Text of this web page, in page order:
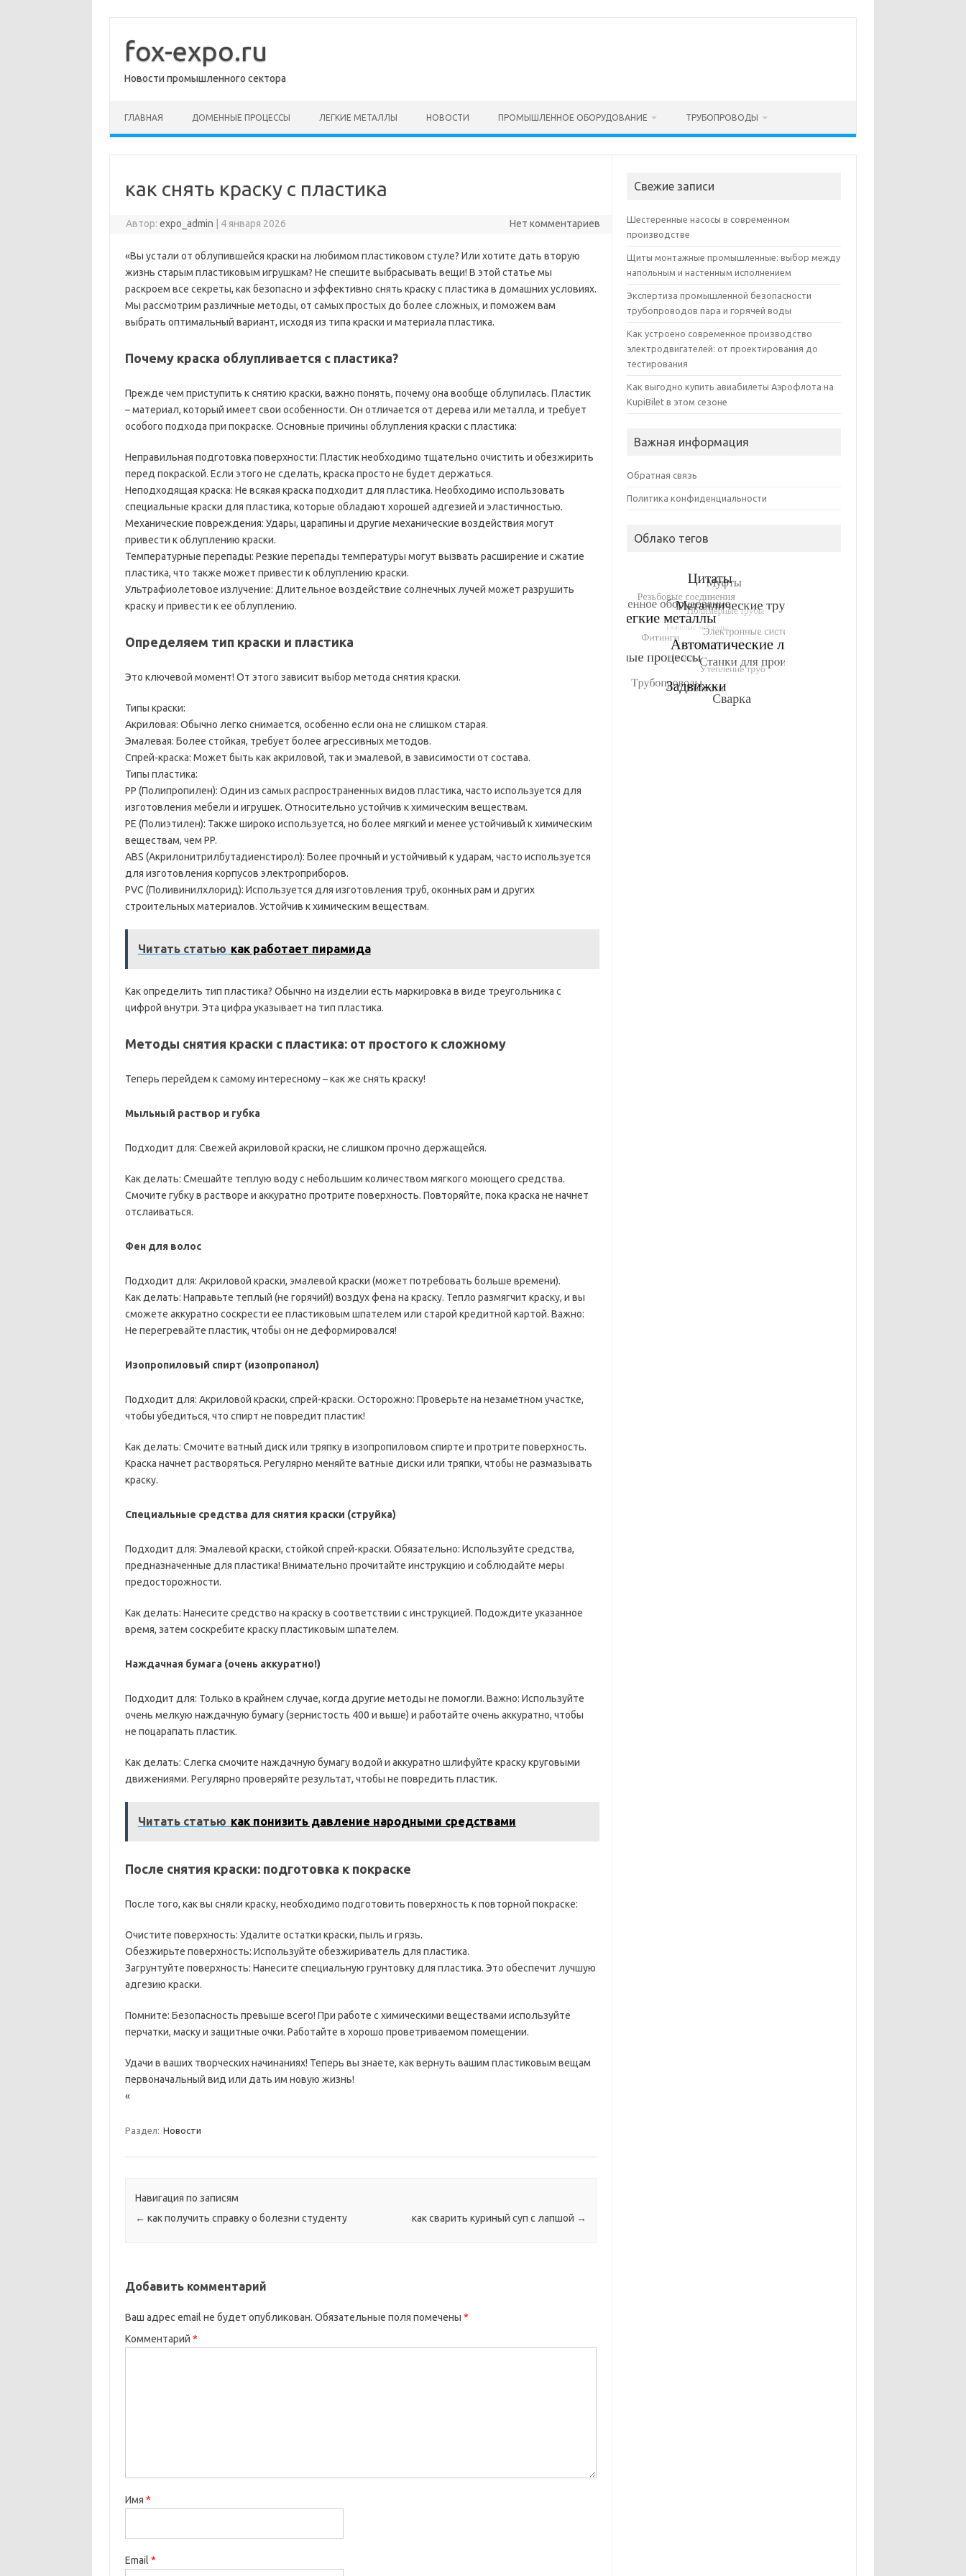
содержимому
fox-expo.ru
Новости промышленного сектора
ГЛАВНАЯ ДОМЕННЫЕ ПРОЦЕССЫ ЛЕГКИЕ МЕТАЛЛЫ НОВОСТИ ПРОМЫШЛЕННОЕ ОБОРУДОВАНИЕ ТРУБОПРОВОДЫ
как снять краску с пластика
Автор:expo_admin 4 января 2026 Нет комментариев
«Вы устали от облупившейся краски на любимом пластиковом стуле? Или хотите дать вторую
жизнь старым пластиковым игрушкам? Не спешите выбрасывать вещи! В этой статье мы
раскроем все секреты, как безопасно и эффективно снять краску с пластика в домашних условиях.
Мы рассмотрим различные методы, от самых простых до более сложных, и поможем вам
выбрать оптимальный вариант, исходя из типа краски и материала пластика.
Почему краска облупливается с пластика?
Прежде чем приступить к снятию краски, важно понять, почему она вообще облупилась. Пластик
– материал, который имеет свои особенности. Он отличается от дерева или металла, и требует
особого подхода при покраске. Основные причины облупления краски с пластика:
Неправильная подготовка поверхности: Пластик необходимо тщательно очистить и обезжирить
перед покраской. Если этого не сделать, краска просто не будет держаться.
Неподходящая краска: Не всякая краска подходит для пластика. Необходимо использовать
специальные краски для пластика, которые обладают хорошей адгезией и эластичностью.
Механические повреждения: Удары, царапины и другие механические воздействия могут
привести к облуплению краски.
Температурные перепады: Резкие перепады температуры могут вызвать расширение и сжатие
пластика, что также может привести к облуплению краски.
Ультрафиолетовое излучение: Длительное воздействие солнечных лучей может разрушить
краску и привести к ее облуплению.
Определяем тип краски и пластика
Это ключевой момент! От этого зависит выбор метода снятия краски.
Типы краски:
Акриловая: Обычно легко снимается, особенно если она не слишком старая.
Эмалевая: Более стойкая, требует более агрессивных методов.
Спрей-краска: Может быть как акриловой, так и эмалевой, в зависимости от состава.
Типы пластика:
PP (Полипропилен): Один из самых распространенных видов пластика, часто используется для
изготовления мебели и игрушек. Относительно устойчив к химическим веществам.
PE (Полиэтилен): Также широко используется, но более мягкий и менее устойчивый к химическим
веществам, чем PP.
ABS (Акрилонитрилбутадиенстирол): Более прочный и устойчивый к ударам, часто используется
для изготовления корпусов электроприборов.
PVC (Поливинилхлорид): Используется для изготовления труб, оконных рам и других
строительных материалов. Устойчив к химическим веществам.
Читать статью как работает пирамида
Как определить тип пластика? Обычно на изделии есть маркировка в виде треугольника с
цифрой внутри. Эта цифра указывает на тип пластика.
Методы снятия краски с пластика: от простого к сложному
Теперь перейдем к самому интересному – как же снять краску!
Мыльный раствор и губка
Подходит для: Свежей акриловой краски, не слишком прочно держащейся.
Как делать: Смешайте теплую воду с небольшим количеством мягкого моющего средства.
Смочите губку в растворе и аккуратно протрите поверхность. Повторяйте, пока краска не начнет
отслаиваться.
Фен для волос
Подходит для: Акриловой краски, эмалевой краски (может потребовать больше времени).
Как делать: Направьте теплый (не горячий!) воздух фена на краску. Тепло размягчит краску, и вы
сможете аккуратно соскрести ее пластиковым шпателем или старой кредитной картой. Важно:
Не перегревайте пластик, чтобы он не деформировался!
Изопропиловый спирт (изопропанол)
Подходит для: Акриловой краски, спрей-краски. Осторожно: Проверьте на незаметном участке,
чтобы убедиться, что спирт не повредит пластик!
Как делать: Смочите ватный диск или тряпку в изопропиловом спирте и протрите поверхность.
Краска начнет растворяться. Регулярно меняйте ватные диски или тряпки, чтобы не размазывать
краску.
Специальные средства для снятия краски (струйка)
Подходит для: Эмалевой краски, стойкой спрей-краски. Обязательно: Используйте средства,
предназначенные для пластика! Внимательно прочитайте инструкцию и соблюдайте меры
предосторожности.
Как делать: Нанесите средство на краску в соответствии с инструкцией. Подождите указанное
время, затем соскребите краску пластиковым шпателем.
Наждачная бумага (очень аккуратно!)
Подходит для: Только в крайнем случае, когда другие методы не помогли. Важно: Используйте
очень мелкую наждачную бумагу (зернистость 400 и выше) и работайте очень аккуратно, чтобы
не поцарапать пластик.
Как делать: Слегка смочите наждачную бумагу водой и аккуратно шлифуйте краску круговыми
движениями. Регулярно проверяйте результат, чтобы не повредить пластик.
Читать статью как понизить давление народными средствами
После снятия краски: подготовка к покраске
После того, как вы сняли краску, необходимо подготовить поверхность к повторной покраске:
Очистите поверхность: Удалите остатки краски, пыль и грязь.
Обезжирьте поверхность: Используйте обезжириватель для пластика.
Загрунтуйте поверхность: Нанесите специальную грунтовку для пластика. Это обеспечит лучшую
адгезию краски.
Помните: Безопасность превыше всего! При работе с химическими веществами используйте
перчатки, маску и защитные очки. Работайте в хорошо проветриваемом помещении.
Удачи в ваших творческих начинаниях! Теперь вы знаете, как вернуть вашим пластиковым вещам
первоначальный вид или дать им новую жизнь!
«
Раздел: Новости
Навигация по записям
← как получить справку о болезни студенту как сварить куриный суп с лапшой →
Добавить комментарий
Ваш адрес email не будет опубликован. Обязательные поля помечены *
Комментарий *
Имя *
Email *
Свежие записи
Шестеренные насосы в современном
производстве
Щиты монтажные промышленные: выбор между
напольным и настенным исполнением
Экспертиза промышленной безопасности
трубопроводов пара и горячей воды
Как устроено современное производство
электродвигателей: от проектирования до
тестирования
Как выгодно купить авиабилеты Аэрофлота на
KupiBilet в этом сезоне
Важная информация
Обратная связь
Политика конфиденциальности
Облако тегов